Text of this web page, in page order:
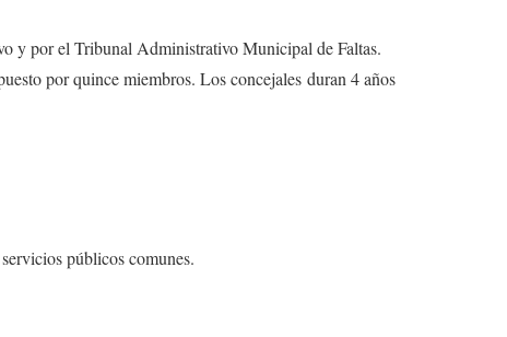
y por el Tribunal Administrativo Municipal de Faltas.
por quince miembros. Los concejales duran 4 años
públicos comunes.